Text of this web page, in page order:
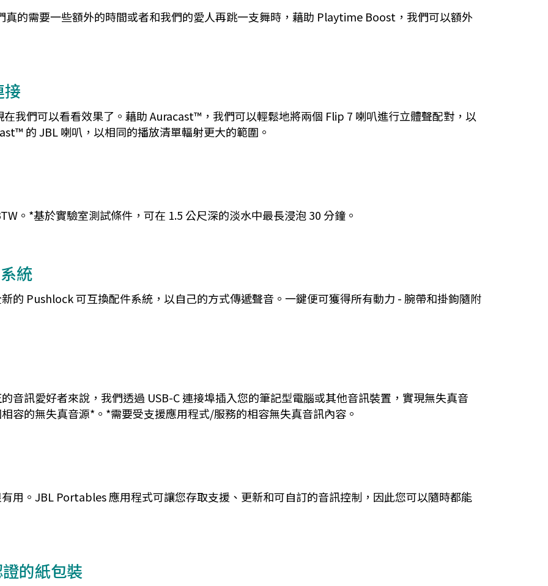
真的需要一些額外的時間或者和我們的愛人再跳一支舞時，藉助 Playtime Boost，我們可以額外
我們可以看看效果了。藉助 Auracast™，我們可以輕鬆地將兩個 Flip 7 喇叭進行立體聲配對，以
的 JBL 喇叭，以相同的播放清單輻射更大的範圍。
。*基於實驗室測試條件，可在 1.5 公尺深的淡水中最長浸泡 30 分鐘。
統
的 Pushlock 可互換配件系統，以自己的方式傳遞聲音。一鍵便可獲得所有動力 - 腕帶和掛鉤隨附
音訊愛好者來說，我們透過 USB-C 連接埠插入您的筆記型電腦或其他音訊裝置，實現無失真音
容的無失真音源*。*需要受支援應用程式/服務的相容無失真音訊內容。
用。JBL Portables 應用程式可讓您存取支援、更新和可自訂的音訊控制，因此您可以隨時都能
的紙包裝